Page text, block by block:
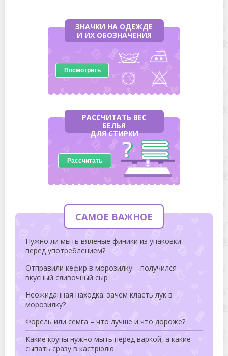
ЗНАЧКИ НА ОДЕЖДЕ
И ИХ ОБОЗНАЧЕНИЯ
Посмотреть
РАССЧИТАТЬ ВЕС
БЕЛЬЯ
ДЛЯ СТИРКИ
Рассчитать
САМОЕ ВАЖНОЕ
Нужно ли мыть вяленые финики из упаковки
перед употреблением?
Отправили кефир в морозилку – получился
вкусный сливочный сыр
Неожиданная находка: зачем класть лук в
морозилку?
Форель или семга – что лучше и что дороже?
Какие крупы нужно мыть перед варкой, а какие –
сыпать сразу в кастрюлю